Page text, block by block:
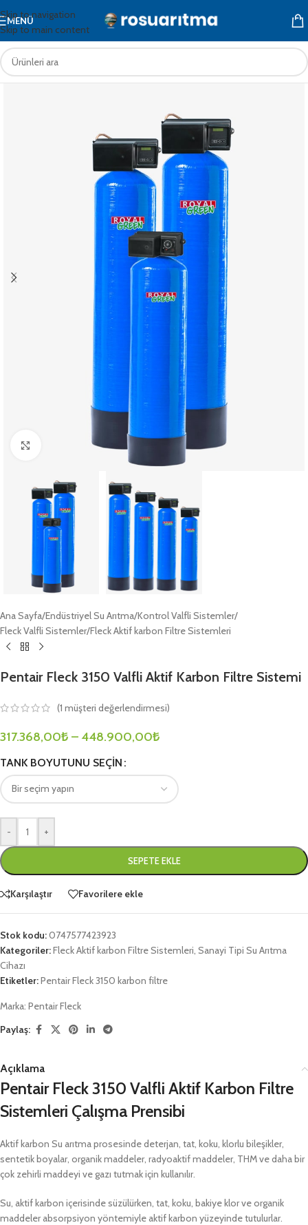
Skip to navigation
Skip to main content
MENÜ
Büyütmek için tıklayın
Ana Sayfa/Endüstriyel Su Arıtma/Kontrol Valfli Sistemler/
Fleck Valfli Sistemler/Fleck Aktif karbon Filtre Sistemleri
Pentair Fleck 3150 Valfli Aktif Karbon Filtre Sistemi
(1 müşteri değerlendirmesi)
317.368,00₺ – 448.900,00₺
TANK BOYUTUNU SEÇIN
- +
SEPETE EKLE
Karşılaştır Favorilere ekle
Stok kodu:0747577423923
Kategoriler:Fleck Aktif karbon Filtre Sistemleri, Sanayi Tipi Su Arıtma
Cihazı
Etiketler:Pentair Fleck 3150 karbon filtre
Marka: Pentair Fleck
Paylaş:
Açıklama
Pentair Fleck 3150 Valfli Aktif Karbon Filtre
Sistemleri Çalışma Prensibi
Aktif karbon Su arıtma prosesinde deterjan, tat, koku, klorlu bileşikler,
sentetik boyalar, organik maddeler, radyoaktif maddeler, THM ve daha bir
çok zehirli maddeyi ve gazı tutmak için kullanılır.
Su, aktif karbon içerisinde süzülürken, tat, koku, bakiye klor ve organik
maddeler absorpsiyon yöntemiyle aktif karbon yüzeyinde tutulurlar.